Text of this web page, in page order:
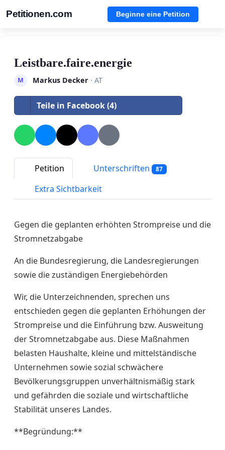
Petitionen.com Beginne eine Petition
Leistbare.faire.energie
M Markus Decker· AT
Teile in Facebook (4)
Petition Unterschriften 87
Extra Sichtbarkeit
Gegen die geplanten erhöhten Strompreise und die
Stromnetzabgabe
An die Bundesregierung, die Landesregierungen
sowie die zuständigen Energiebehörden
Wir, die Unterzeichnenden, sprechen uns
entschieden gegen die geplanten Erhöhungen der
Strompreise und die Einführung bzw. Ausweitung
der Stromnetzabgabe aus. Diese Maßnahmen
belasten Haushalte, kleine und mittelständische
Unternehmen sowie sozial schwächere
Bevölkerungsgruppen unverhältnismäßig stark
und gefährden die soziale und wirtschaftliche
Stabilität unseres Landes.
**Begründung:**